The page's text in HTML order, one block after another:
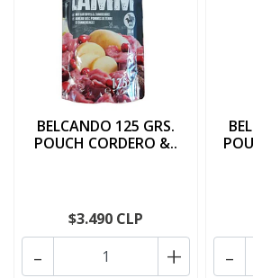
BELCANDO 125 GRS.
POUCH CORDERO &..
$3.490 CLP
+
- -